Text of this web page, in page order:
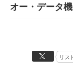
オー・データ
リス